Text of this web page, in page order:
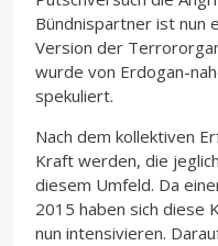
Bündnispartner ist nun
Version der
wurde von Erdogan-
spekuliert.
Nach dem kollektiven
Kraft werden, die
diesem Umfeld. Da
2015 haben sich diese
nun intensivieren.